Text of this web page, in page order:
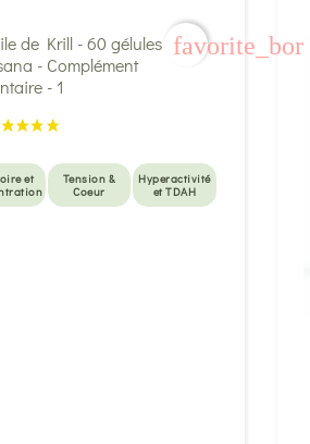
et
Tension &
Coeur
Hyperactivité
et TDAH